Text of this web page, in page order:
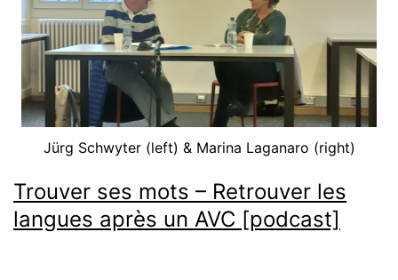
Jürg Schwyter (left) & Marina Laganaro (right)
Trouver ses mots – Retrouver les
langues après un AVC [podcast]